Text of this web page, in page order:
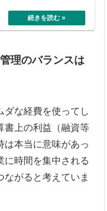
理のバランスは
な経費を使ってし
書上の利益（融資等
は本当に意味があっ
に時間を集中される
がると考えていま